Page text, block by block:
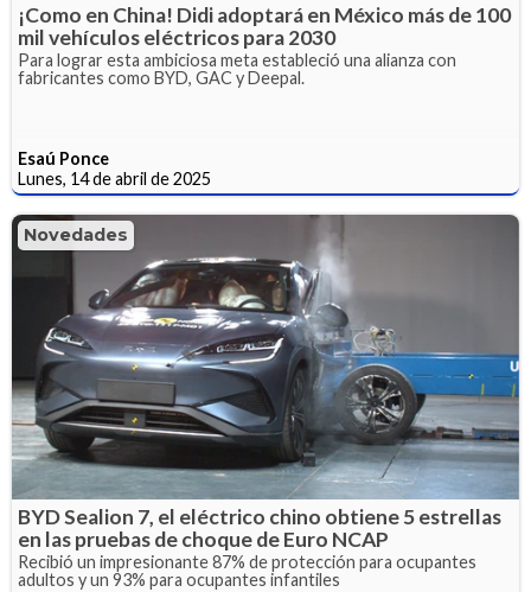
¡Como en China! Didi adoptará en México más de 100
mil vehículos eléctricos para 2030
Para lograr esta ambiciosa meta estableció una alianza con
fabricantes como BYD, GAC y Deepal.
Esaú Ponce
Lunes, 14 de abril de 2025
Novedades
BYD Sealion 7, el eléctrico chino obtiene 5 estrellas
en las pruebas de choque de Euro NCAP
Recibió un impresionante 87% de protección para ocupantes
adultos y un 93% para ocupantes infantiles